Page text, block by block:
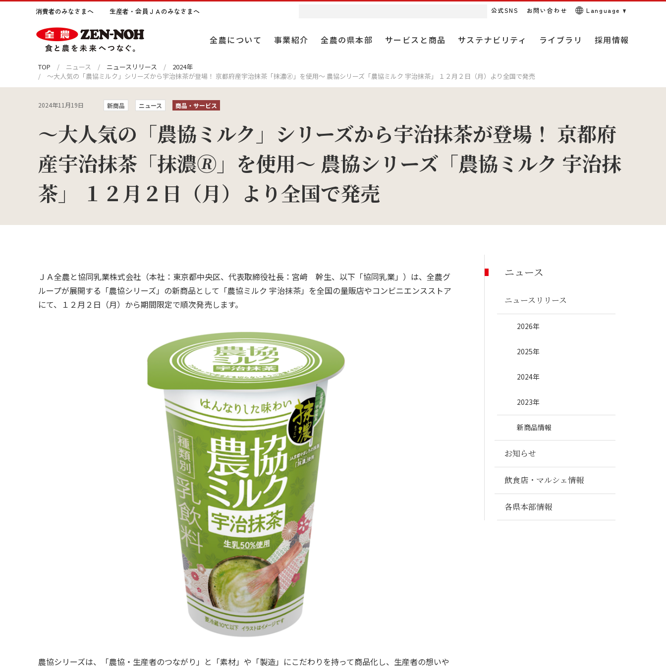
全農について
全農についてトップへ
コーポレートガバナンス 日本の農を未来へ紡ぐ 全農の役割 全農の概要
全農のネットワーク 財務情報 役員
事業紹介
事業紹介トップへ
麦類農産事業 園芸事業 肥料事業 農薬事業
農機事業 園芸資材・包装資材事業 施設農住事業
全農の県本部 サービスと商品 サステナビリティ
サステナビリティトップへ
環境との調和 社会 組織とガバナンス
る取り組み
SDGsへの取り組み
ライブラリ
ライブラリトップへ
新聞広告 ラジオ・テレビ スペシャルサイト ＪＡ全農オフィシャルSNS
みのりのおと Minorinote 全農グループ事業紹介動画
採用情報
採用情報トップへ
グループ会社採用 1day 仕事研究
消費者のみなさまへ 生産者・会員ＪＡのみなさまへ 公式SNS お問い合わせ Language
TOP ニュース ニュースリリース
2024年
～大人気の「農協ミルク」シリーズから宇治抹茶が登場！ 京都府産宇治抹茶「抹濃🄬」を使用～ 農協シリーズ「農協ミルク 宇治抹茶」 １２月２日（月）より全国で発売
2024年11月19日 新商品 ニュース 商品・サービス
～大人気の「農協ミルク」シリーズから宇治抹茶が登場！ 京都府
産宇治抹茶「抹濃🄬」を使用～ 農協シリーズ「農協ミルク 宇治抹
茶」 １２月２日（月）より全国で発売
ＪＡ全農と協同乳業株式会社（本社：東京都中央区、代表取締役社長：宮﨑 幹生、以下「協同乳業」）は、全農グ
ループが展開する「農協シリーズ」の新商品として「農協ミルク 宇治抹茶」を全国の量販店やコンビニエンスストア
にて、１２月２日（月）から期間限定で順次発売します。
農協シリーズは、「農協・生産者のつながり」と「素材」や「製造」にこだわりを持って商品化し、生産者の想いや
ニュース
ニュースリリース
2026年
2025年
2024年
2023年
新商品情報
お知らせ
飲食店・マルシェ情報
各県本部情報